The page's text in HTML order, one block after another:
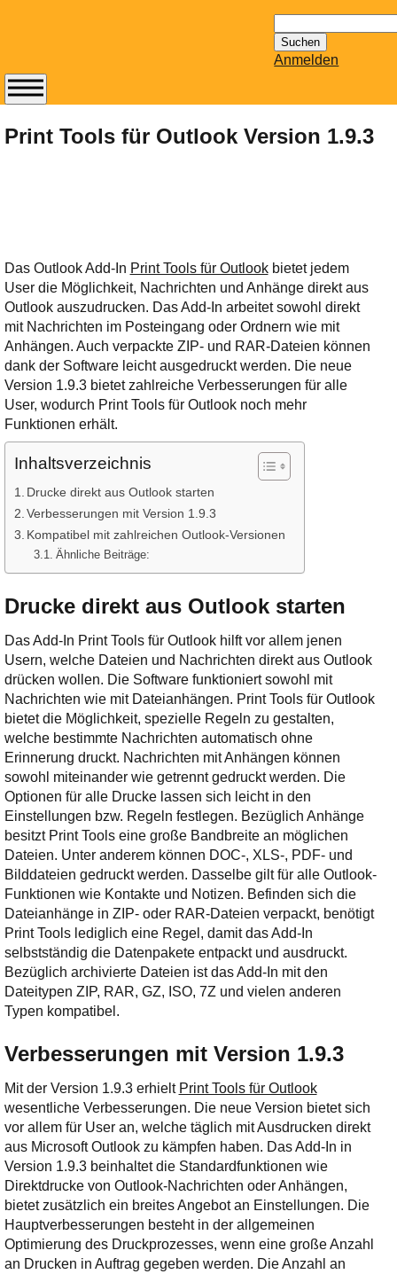
nach:
Anmelden
Print Tools für Outlook Version 1.9.3
Das Outlook Add-In Print Tools für Outlookbietet jedem
User die Möglichkeit, Nachrichten und Anhänge direkt aus
Outlook auszudrucken. Das Add-In arbeitet sowohl direkt
mit Nachrichten im Posteingang oder Ordnern wie mit
Anhängen. Auch verpackte ZIP- und RAR-Dateien können
dank der Software leicht ausgedruckt werden. Die neue
Version 1.9.3 bietet zahlreiche Verbesserungen für alle
User, wodurch Print Tools für Outlook noch mehr
Funktionen erhält.
Inhaltsverzeichnis
Drucke direkt aus Outlook starten
Verbesserungen mit Version 1.9.3
Kompatibel mit zahlreichen Outlook-Versionen
Ähnliche Beiträge:
Drucke direkt aus Outlook starten
Das Add-In Print Tools für Outlook hilft vor allem jenen
Usern, welche Dateien und Nachrichten direkt aus Outlook
drücken wollen. Die Software funktioniert sowohl mit
Nachrichten wie mit Dateianhängen. Print Tools für Outlook
bietet die Möglichkeit, spezielle Regeln zu gestalten,
welche bestimmte Nachrichten automatisch ohne
Erinnerung druckt. Nachrichten mit Anhängen können
sowohl miteinander wie getrennt gedruckt werden. Die
Optionen für alle Drucke lassen sich leicht in den
Einstellungen bzw. Regeln festlegen. Bezüglich Anhänge
besitzt Print Tools eine große Bandbreite an möglichen
Dateien. Unter anderem können DOC-, XLS-, PDF- und
Bilddateien gedruckt werden. Dasselbe gilt für alle Outlook-
Funktionen wie Kontakte und Notizen. Befinden sich die
Dateianhänge in ZIP- oder RAR-Dateien verpackt, benötigt
Print Tools lediglich eine Regel, damit das Add-In
selbstständig die Datenpakete entpackt und ausdruckt.
Bezüglich archivierte Dateien ist das Add-In mit den
Dateitypen ZIP, RAR, GZ, ISO, 7Z und vielen anderen
Typen kompatibel.
Verbesserungen mit Version 1.9.3
Mit der Version 1.9.3 erhielt Print Tools für Outlook
wesentliche Verbesserungen. Die neue Version bietet sich
vor allem für User an, welche täglich mit Ausdrucken direkt
aus Microsoft Outlook zu kämpfen haben. Das Add-In in
Version 1.9.3 beinhaltet die Standardfunktionen wie
Direktdrucke von Outlook-Nachrichten oder Anhängen,
bietet zusätzlich ein breites Angebot an Einstellungen. Die
Hauptverbesserungen besteht in der allgemeinen
Optimierung des Druckprozesses, wenn eine große Anzahl
an Drucken in Auftrag gegeben werden. Die Anzahl an
Abonnieren Sie den
14-tägig
Email für Sie
bereithält!
Wie z.B. Outlook,
GMail, Thunderbird
oder auch
KuNoMail, usw.
Ihre E-Mail
Adresse:
E-Mail bestätigen